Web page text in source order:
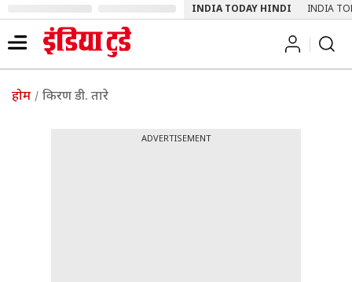
INDIA TODAY HINDI INDIA
होम किरण डी. तारे
ADVERTISEMENT